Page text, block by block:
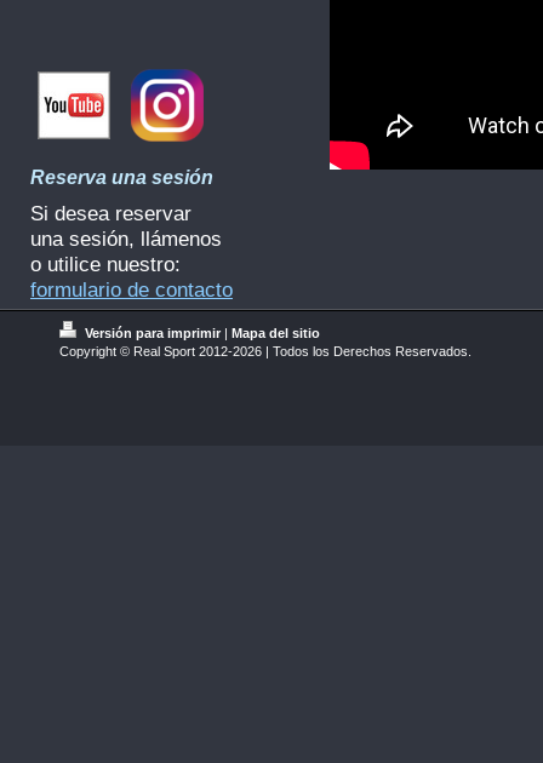
Reserva una sesión
Si desea reservar
una sesión, llámenos
o utilice nuestro:
formulario de contacto
Versión para imprimir | Mapa del sitio
Copyright © Real Sport 2012-2026 | Todos los Derechos Reservados.